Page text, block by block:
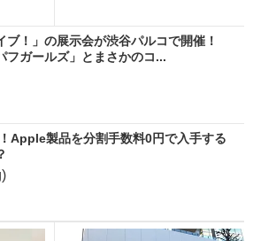
ブ！」の展示会が渋谷パルコで開催！
フガールズ」とまさかのコ...
Apple製品を分割手数料0円で入手する